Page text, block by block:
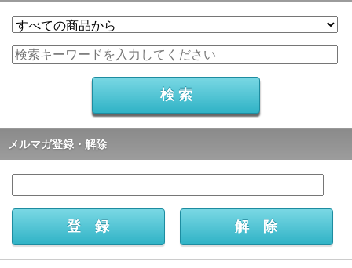
メルマガ登録・解除